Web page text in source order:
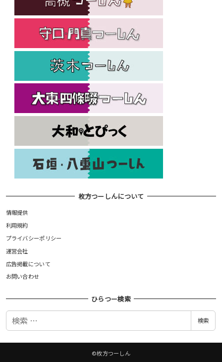
枚方つーしんについて
情報提供
利用規約
プライバシーポリシー
運営会社
広告掲載について
お問い合わせ
ひらつー検索
検
検索
©枚方つーしん